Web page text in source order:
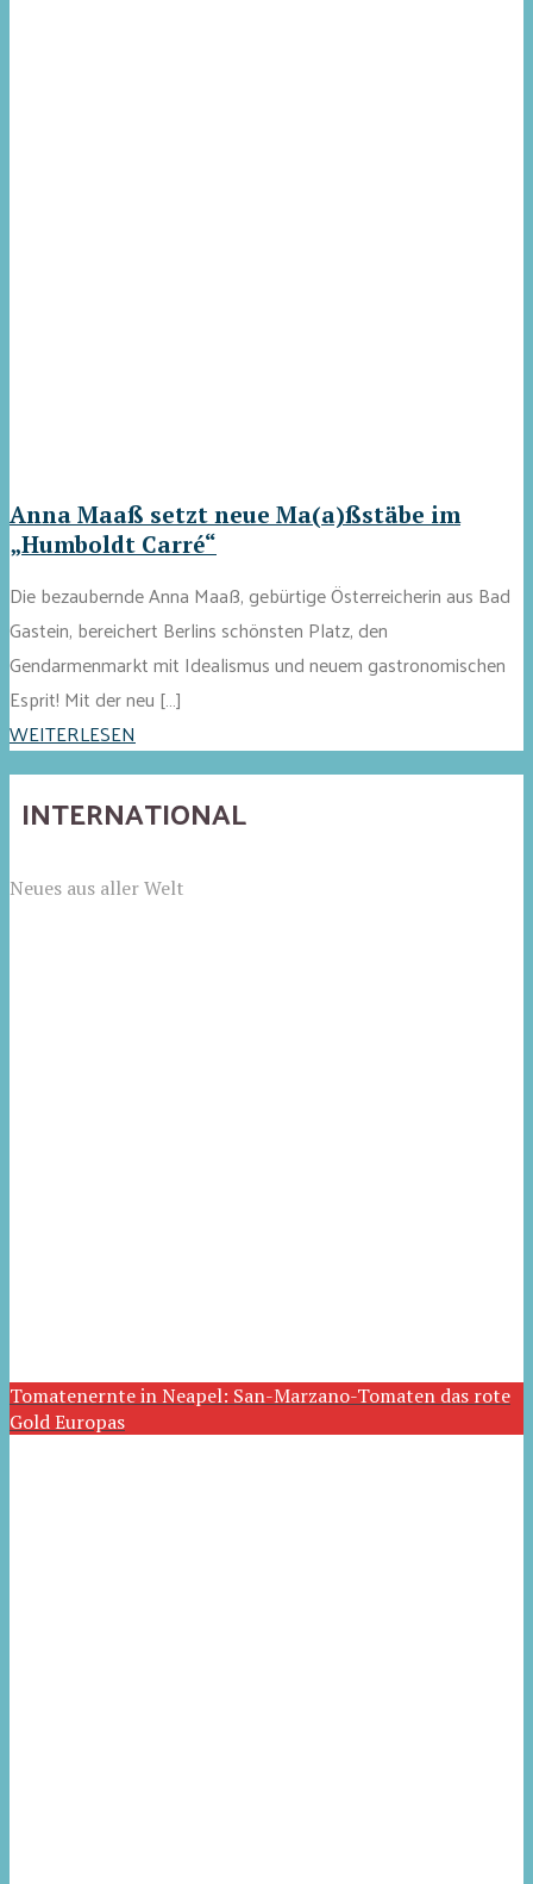
Anna Maaß setzt neue Ma(a)ßstäbe im
„Humboldt Carré“
Die bezaubernde Anna Maaß, gebürtige Österreicherin aus Bad
Gastein, bereichert Berlins schönsten Platz, den
Gendarmenmarkt mit Idealismus und neuem gastronomischen
Esprit! Mit der neu […]
WEITERLESEN
INTERNATIONAL
Neues aus aller Welt
Tomatenernte in Neapel: San-Marzano-Tomaten das rote
Gold Europas